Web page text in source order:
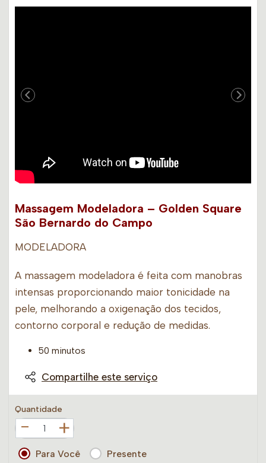
Massagem Modeladora – Golden Square
São Bernardo do Campo
MODELADORA
A massagem modeladora é feita com manobras
intensas proporcionando maior tonicidade na
pele, melhorando a oxigenação dos tecidos,
contorno corporal e redução de medidas.
50 minutos
Compartilhe este serviço
Quantidade
+
Para Você Presente